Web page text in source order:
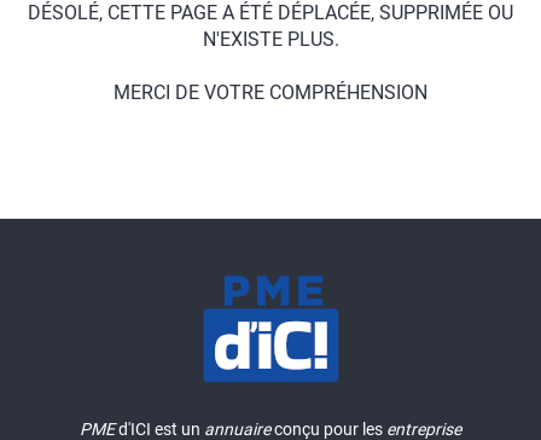
DÉSOLÉ, CETTE PAGE A ÉTÉ DÉPLACÉE, SUPPRIMÉE OU
N'EXISTE PLUS.
MERCI DE VOTRE COMPRÉHENSION
PMEd'ICI est un annuaireconçu pour les entreprise